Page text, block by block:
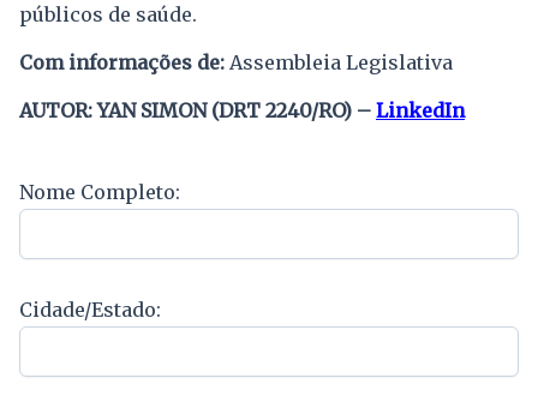
públicos de saúde.
Com informações de: Assembleia Legislativa
AUTOR: YAN SIMON (DRT 2240/RO) – LinkedIn
Nome Completo:
Cidade/Estado: